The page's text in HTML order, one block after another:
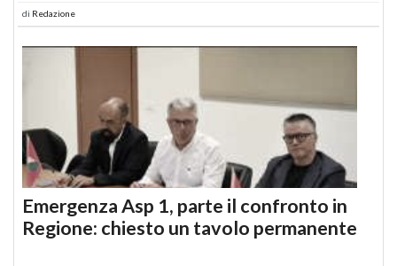
di Redazione
Emergenza Asp 1, parte il confronto in
Regione: chiesto un tavolo permanente